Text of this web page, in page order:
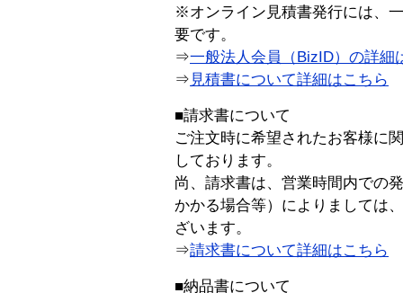
※オンライン見積書発行には、
要です。
⇒一般法人会員（BizID）の詳細
⇒ 見積書について詳細はこちら
■請求書について
ご注文時に希望されたお客様に
しております。
尚、請求書は、営業時間内での
かかる場合等）によりましては
ざいます。
⇒請求書について詳細はこちら
■納品書について